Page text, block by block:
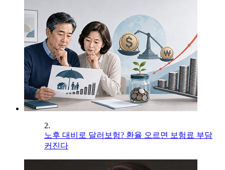
2.
노후 대비로 달러보험? 환율 오르면 보험료 부담
커진다